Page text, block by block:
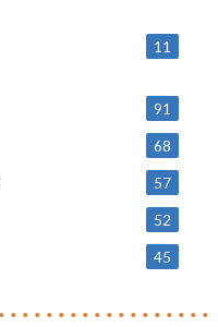
11
91
68
57
52
45